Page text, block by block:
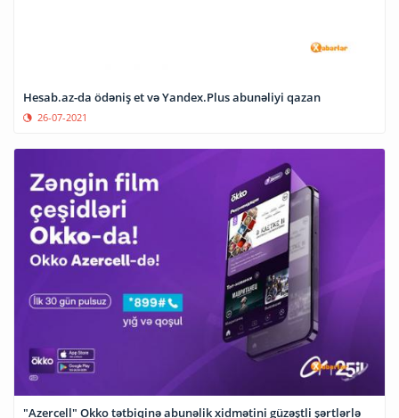
Hesab.az-da ödəniş et və Yandex.Plus abunəliyi qazan
26-07-2021
"Azercell" Okko tətbiqinə abunəlik xidmətini güzəştli şərtlərlə